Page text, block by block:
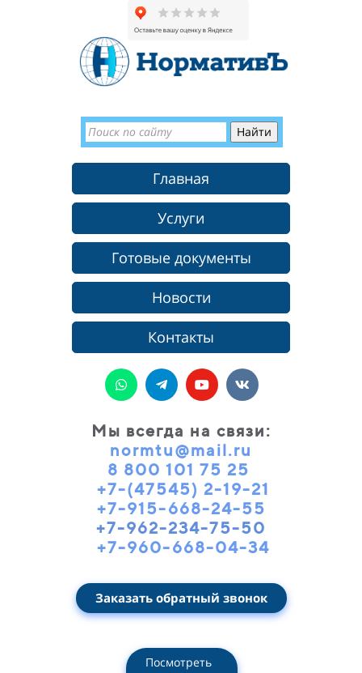
Главная
Услуги
Готовые документы
Новости
Контакты
Мы всегда на связи:
normtu@mail.ru
8 800 101 75 25
+7-(47545) 2-19-21
+7-915-668-24-55
+7-962-234-75-50
+7-960-668-04-34
Заказать обратный звонок
Посмотреть